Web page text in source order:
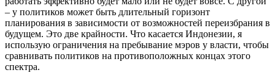
– у политиков может быть длительный горизонт
планирования в зависимости от возможностей переизбрания в
будущем. Это две крайности. Что касается Индонезии, я
использую ограничения на пребывание мэров у власти, чтобы
сравнивать политиков на противоположных концах этого
спектра.